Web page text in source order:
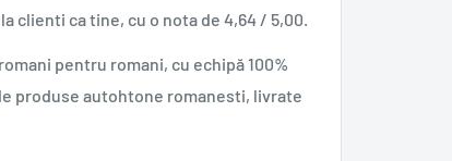
clienti ca tine, cu o nota de 4,64 / 5,00.
pentru romani, cu echipă 100%
produse autohtone romanesti, livrate